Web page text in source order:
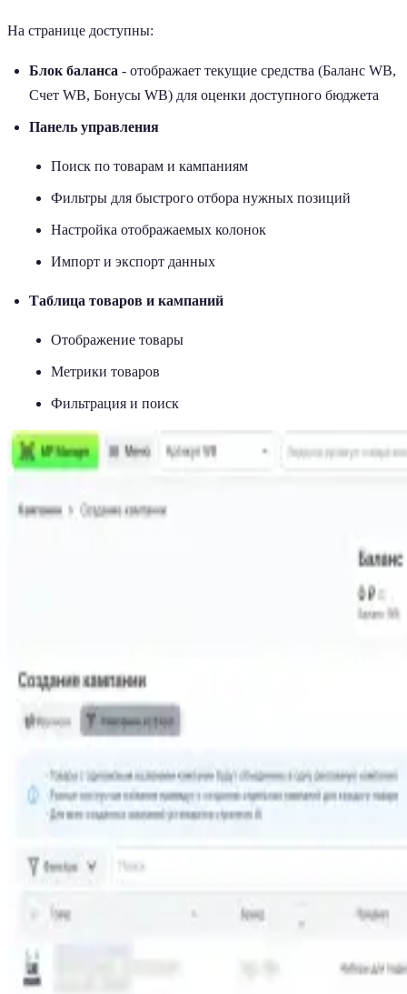
На странице доступны:
Блок баланса - отображает текущие средства (Баланс WB,
Счет WB, Бонусы WB) для оценки доступного бюджета
Панель управления
Поиск по товарам и кампаниям
Фильтры для быстрого отбора нужных позиций
Настройка отображаемых колонок
Импорт и экспорт данных
Таблица товаров и кампаний
Отображение товары
Метрики товаров
Фильтрация и поиск